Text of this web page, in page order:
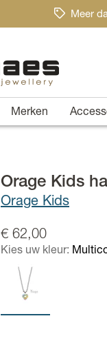
Meer
Merken
Orage Kids
Orage Kids
€ 62,00
Kies uw kleur: